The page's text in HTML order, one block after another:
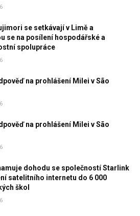
se setkávají v Limě a
se na posílení hospodářské a
spolupráce
na prohlášení Milei v São
na prohlášení Milei v São
dohodu se společností Starlink
satelitního internetu do 6 000
škol